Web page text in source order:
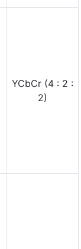
YCbCr (4 : 2 :
2)